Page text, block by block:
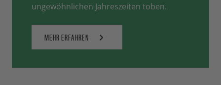
ungewöhnlichen Jahreszeiten toben.
MEHR ERFAHREN